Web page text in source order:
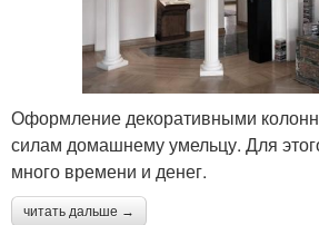
Оформление декоративными
силам домашнему умельцу. Для
много времени и денег.
читать дальше →